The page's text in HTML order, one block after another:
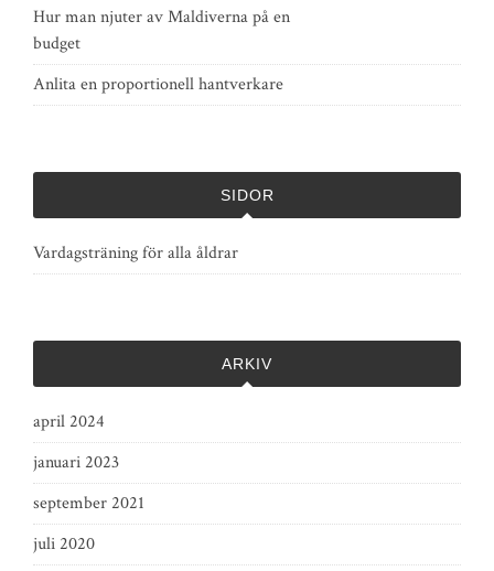
Hur man njuter av Maldiverna på en
budget
Anlita en proportionell hantverkare
SIDOR
Vardagsträning för alla åldrar
ARKIV
april 2024
januari 2023
september 2021
juli 2020